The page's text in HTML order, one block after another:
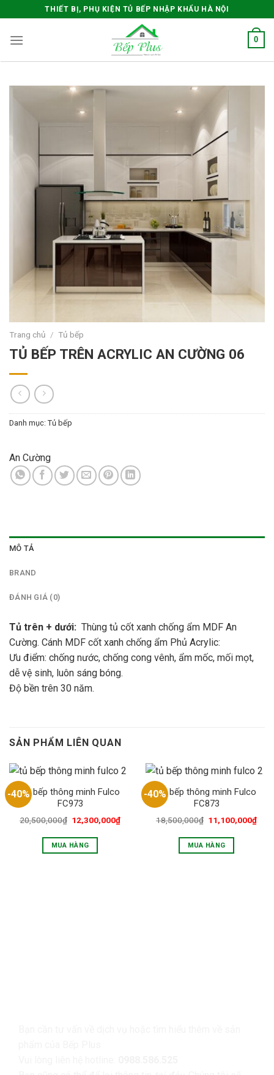
to
content
THIẾT BỊ, PHỤ KIỆN TỦ BẾP NHẬP KHẨU HÀ NỘI
0
Trang chủ / Tủ bếp
TỦ BẾP TRÊN ACRYLIC AN CƯỜNG 06
Danh mục: Tủ bếp
An Cường
MÔ TẢ
BRAND
ĐÁNH GIÁ (0)
Tủ trên + dưới: Thùng tủ cốt xanh chống ẩm MDF An
Cường. Cánh MDF cốt xanh chống ẩm Phủ Acrylic:
Ưu điểm: chống nước, chống cong vênh, ẩm mốc, mối mọt,
dễ vệ sinh, luôn sáng bóng.
Độ bền trên 30 năm.
SẢN PHẨM LIÊN QUAN
-40%Tủ bếp thông minh Fulco
FC973
20,500,000₫ 12,300,000₫
MUA HÀNG
-40%Tủ bếp thông minh Fulco
FC873
18,500,000₫ 11,100,000₫
MUA HÀNG